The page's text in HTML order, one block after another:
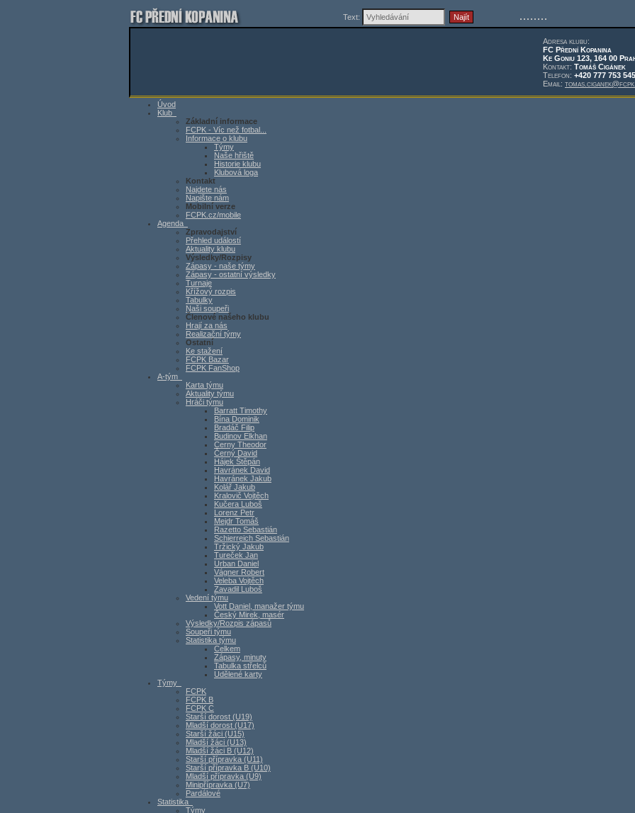
Text:
Adresa klubu:
FC Přední Kopanina
Ke Goniu 123, 164 00
Kontakt: Tomáš Cigánek
Telefon: +420 777 753 545
Email:
Úvod
Klub
Základní informace
FCPK - Víc než fotbal...
Informace o klubu
Týmy
Naše hřiště
Historie klubu
Klubová loga
Kontakt
Najdete nás
Napište nám
Mobilní verze
FCPK.cz/mobile
Agenda
Zpravodajství
Přehled událostí
Aktuality klubu
Výsledky/Rozpisy
Zápasy - naše týmy
Zápasy - ostatní výsledky
Turnaje
Křížový rozpis
Tabulky
Naši soupeři
Členové našeho klubu
Hrají za nás
Realizační týmy
Ostatní
Ke stažení
FCPK Bazar
FCPK FanShop
A-tým
Karta týmu
Aktuality týmu
Hráči týmu
Barratt Timothy
Bína Dominik
Bradáč Filip
Budinov Elkhan
Cerny Theodor
Černý David
Hájek Štěpán
Havránek David
Havránek Jakub
Kolář Jakub
Kralovič Vojtěch
Kučera Luboš
Lorenz Petr
Mejdr Tomáš
Razetto Sebastián
Schierreich Sebastián
Tržický Jakub
Tureček Jan
Urban Daniel
Vágner Robert
Veleba Vojtěch
Zavadil Luboš
Vedení týmu
Vott Daniel, manažer týmu
Český Mirek, masér
Výsledky/Rozpis zápasů
Soupeři týmu
Statistika týmu
Celkem
Zápasy, minuty
Tabulka střelců
Udělené karty
Týmy
FCPK
FCPK B
FCPK C
Starší dorost (U19)
Mladší dorost (U17)
Starší žáci (U15)
Mladší žáci (U13)
Mladší žáci B (U12)
Starší přípravka (U11)
Starší přípravka B (U10)
Mladší přípravka (U9)
Minipřípravka (U7)
Pardálové
Statistika
Týmy